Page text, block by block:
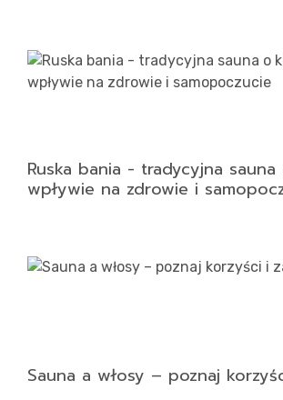
Ruska bania - tradycyjna
wpływie na zdrowie i
Sauna a włosy – poznaj